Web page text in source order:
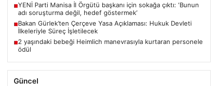
■YENİ Parti Manisa İl Örgütü başkanı için sokağa çıktı: ‘Bunun
adı soruşturma değil, hedef göstermek’
■Bakan Gürlek’ten Çerçeve Yasa Açıklaması: Hukuk Devleti
İlkeleriyle Süreç İşletilecek
■2 yaşındaki bebeği Heimlich manevrasıyla kurtaran personele
ödül
Güncel